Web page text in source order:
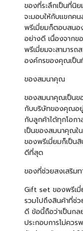
ของที่ระลึกเป็นที่นิ
จะมอบให้กับแขกค
พรีเมี่ยมก็ตอบสนอ
อย่างดี เนื่องจากข
พรีเมี่ยมจะสามารถ
องค์กรของคุณเป็น
ของสมนาคุณ
ของสมนาคุณเป็นข
กับบริษัทของคุณอยู่
กับลูกค้าได้ทุกโอก
เป็นของสมนาคุณใ
ของพรีเมี่ยมก็เป็น
ดีที่สุด
ของที่ช่วยสงเสริม
Gift set ของพรีเมี่
รวมไปถึงสินค้าที่ช่
ดี ข้อนี้ถือว่าเป็นก
ประกอบการไม่คว